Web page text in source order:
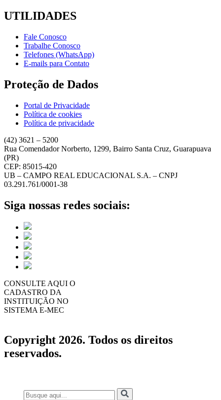
UTILIDADES
Fale Conosco
Trabalhe Conosco
Telefones (WhatsApp)
E-mails para Contato
Proteção de Dados
Portal de Privacidade
Política de cookies
Política de privacidade
(42) 3621 – 5200
Rua Comendador Norberto, 1299, Bairro Santa Cruz, Guarapuava
(PR)
CEP: 85015-420
UB – CAMPO REAL EDUCACIONAL S.A. – CNPJ
03.291.761/0001-38
Siga nossas redes sociais:
CONSULTE AQUI O
CADASTRO DA
INSTITUIÇÃO NO
SISTEMA E-MEC
Copyright 2026. Todos os direitos
reservados.